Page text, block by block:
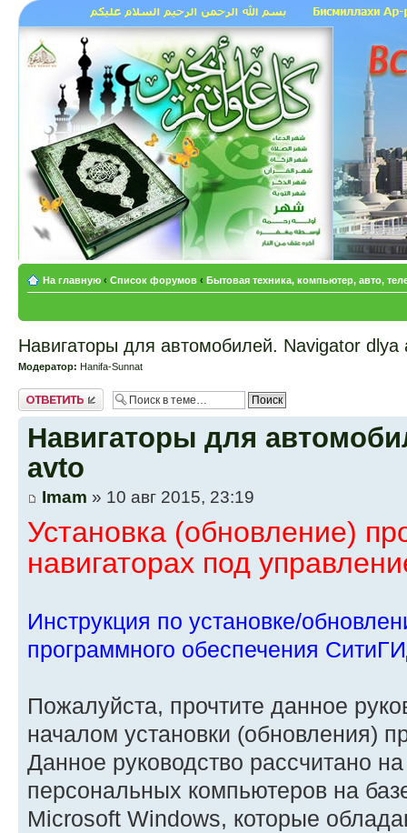
На главную ‹ Список форумов ‹ Бытовая техника, компьютер, авто,
Навигаторы для автомобилей. Navigator dlya
Модератор: Hanifa-Sunnat
Ответить
Навигаторы для
avto
Imam » 10 авг 2015, 23:19
Установка (обновление)
навигаторах под
Инструкция по установке/
программного обеспечения
Пожалуйста, прочтите данное
началом установки (обновления)
Данное руководство рассчитано
персональных компьютеров на
Microsoft Windows, которые